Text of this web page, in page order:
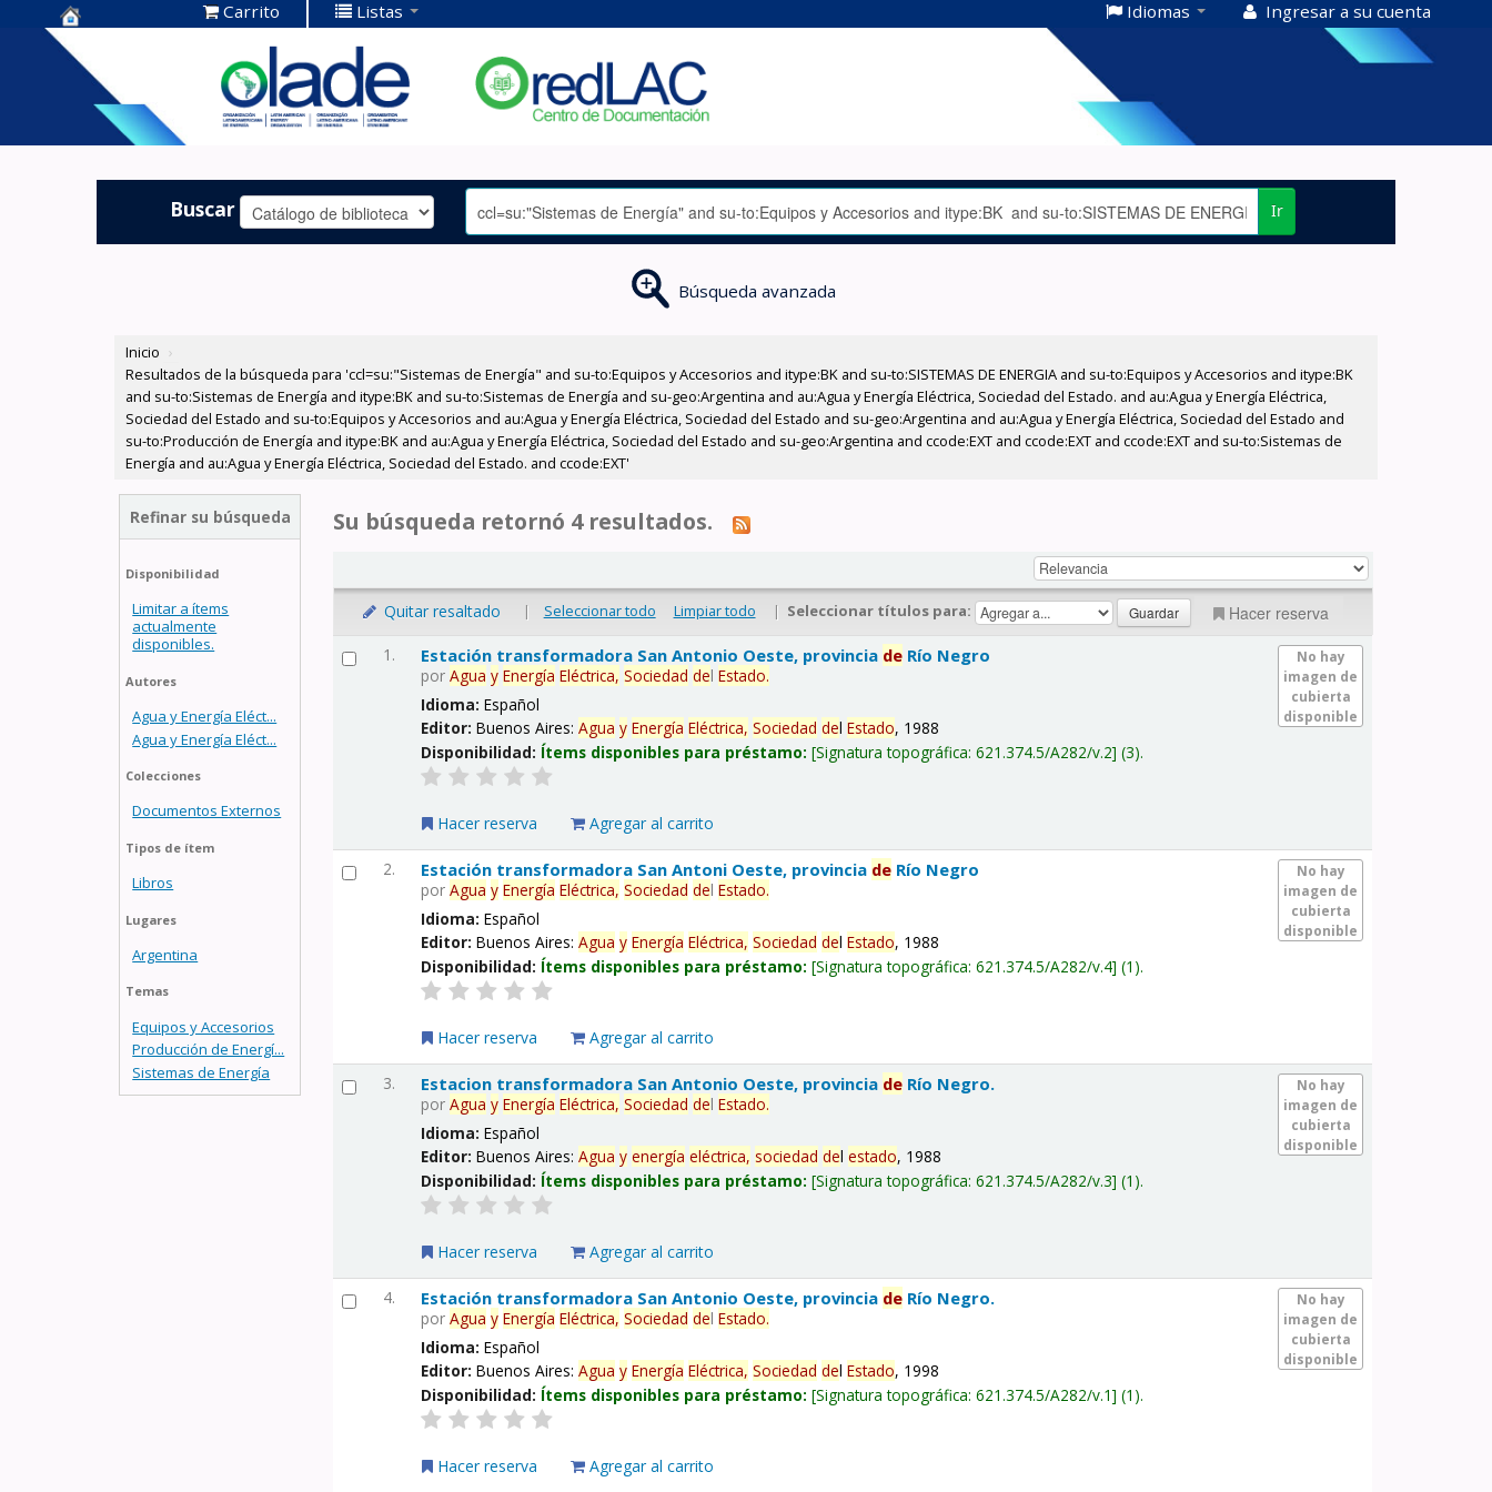
Centro de
Documentación
OLADE -
Carrito Listas Idiomas Ingresar a su cuenta
Buscar Ir
Búsqueda avanzada
Inicio ›
Resultados de la búsqueda para 'ccl=su:"Sistemas de Energía" and su-to:Equipos y Accesorios and itype:BK and su-to:SISTEMAS DE ENERGIA and su-to:Equipos y Accesorios and itype:BK
and su-to:Sistemas de Energía and itype:BK and su-to:Sistemas de Energía and su-geo:Argentina and au:Agua y Energía Eléctrica, Sociedad del Estado. and au:Agua y Energía Eléctrica,
Sociedad del Estado and su-to:Equipos y Accesorios and au:Agua y Energía Eléctrica, Sociedad del Estado and su-geo:Argentina and au:Agua y Energía Eléctrica, Sociedad del Estado and
su-to:Producción de Energía and itype:BK and au:Agua y Energía Eléctrica, Sociedad del Estado and su-geo:Argentina and ccode:EXT and ccode:EXT and ccode:EXT and su-to:Sistemas de
Energía and au:Agua y Energía Eléctrica, Sociedad del Estado. and ccode:EXT'
Refinar su búsqueda
Disponibilidad
Limitar a ítems
actualmente
disponibles.
Autores
Agua y Energía Eléct...
Agua y Energía Eléct...
Colecciones
Documentos Externos
Tipos de ítem
Libros
Lugares
Argentina
Temas
Equipos y Accesorios
Producción de Energí...
Sistemas de Energía
Su búsqueda retornó 4 resultados.
Quitar resaltado | Seleccionar todo Limpiar todo | Seleccionar títulos para: Hacer reserva
1.
No hay
imagen de
cubierta
disponible
Estación transformadora San Antonio Oeste, provincia de Río Negro
porAgua y Energía Eléctrica, Sociedad delEstado.
Idioma:Español
Editor:Buenos Aires:Agua y Energía Eléctrica, Sociedad delEstado, 1988
Disponibilidad: Ítems disponibles para préstamo: Signatura topográfica:621.374.5/A282/v.2 (3).
Hacer reserva Agregar al carrito
2.
No hay
imagen de
cubierta
disponible
Estación transformadora San Antoni Oeste, provincia de Río Negro
porAgua y Energía Eléctrica, Sociedad delEstado.
Idioma:Español
Editor:Buenos Aires:Agua y Energía Eléctrica, Sociedad delEstado, 1988
Disponibilidad: Ítems disponibles para préstamo: Signatura topográfica:621.374.5/A282/v.4 (1).
Hacer reserva Agregar al carrito
3.
No hay
imagen de
cubierta
disponible
Estacion transformadora San Antonio Oeste, provincia de Río Negro.
porAgua y Energía Eléctrica, Sociedad delEstado.
Idioma:Español
Editor:Buenos Aires:Agua y energía eléctrica, sociedad delestado, 1988
Disponibilidad: Ítems disponibles para préstamo: Signatura topográfica:621.374.5/A282/v.3 (1).
Hacer reserva Agregar al carrito
4.
No hay
imagen de
cubierta
disponible
Estación transformadora San Antonio Oeste, provincia de Río Negro.
porAgua y Energía Eléctrica, Sociedad delEstado.
Idioma:Español
Editor:Buenos Aires:Agua y Energía Eléctrica, Sociedad delEstado, 1998
Disponibilidad: Ítems disponibles para préstamo: Signatura topográfica:621.374.5/A282/v.1 (1).
Hacer reserva Agregar al carrito